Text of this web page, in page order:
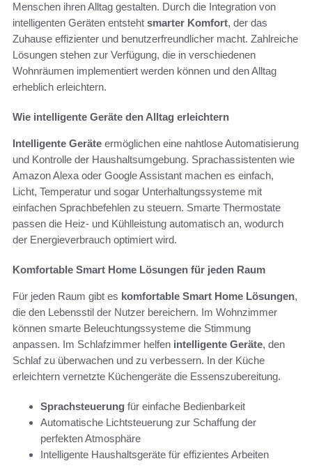
Menschen ihren Alltag gestalten. Durch die Integration von
intelligenten Geräten entsteht smarter Komfort, der das
Zuhause effizienter und benutzerfreundlicher macht. Zahlreiche
Lösungen stehen zur Verfügung, die in verschiedenen
Wohnräumen implementiert werden können und den Alltag
erheblich erleichtern.
Wie intelligente Geräte den Alltag erleichtern
Intelligente Geräte ermöglichen eine nahtlose Automatisierung
und Kontrolle der Haushaltsumgebung. Sprachassistenten wie
Amazon Alexa oder Google Assistant machen es einfach,
Licht, Temperatur und sogar Unterhaltungssysteme mit
einfachen Sprachbefehlen zu steuern. Smarte Thermostate
passen die Heiz- und Kühlleistung automatisch an, wodurch
der Energieverbrauch optimiert wird.
Komfortable Smart Home Lösungen für jeden Raum
Für jeden Raum gibt es komfortable Smart Home Lösungen,
die den Lebensstil der Nutzer bereichern. Im Wohnzimmer
können smarte Beleuchtungssysteme die Stimmung
anpassen. Im Schlafzimmer helfen intelligente Geräte, den
Schlaf zu überwachen und zu verbessern. In der Küche
erleichtern vernetzte Küchengeräte die Essenszubereitung.
Sprachsteuerung für einfache Bedienbarkeit
Automatische Lichtsteuerung zur Schaffung der
perfekten Atmosphäre
Intelligente Haushaltsgeräte für effizientes Arbeiten